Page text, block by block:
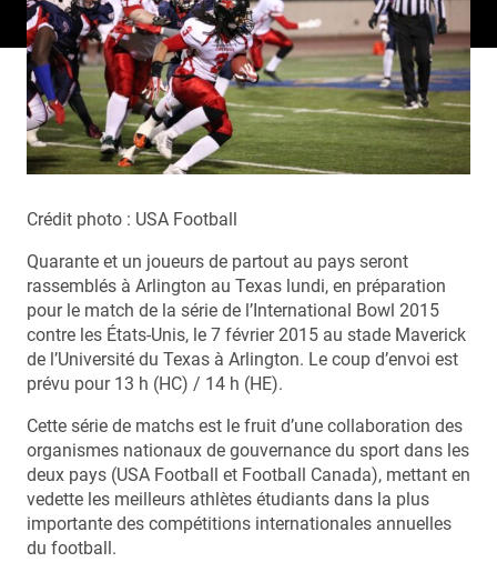
Crédit photo : USA Football
Quarante et un joueurs de partout au pays seront
rassemblés à Arlington au Texas lundi, en préparation
pour le match de la série de l’International Bowl 2015
contre les États-Unis, le 7 février 2015 au stade Maverick
de l’Université du Texas à Arlington. Le coup d’envoi est
prévu pour 13 h (HC) / 14 h (HE).
Cette série de matchs est le fruit d’une collaboration des
organismes nationaux de gouvernance du sport dans les
deux pays (USA Football et Football Canada), mettant en
vedette les meilleurs athlètes étudiants dans la plus
importante des compétitions internationales annuelles
du football.